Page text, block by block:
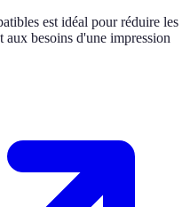
est idéal pour réduire les
aux besoins d'une impression